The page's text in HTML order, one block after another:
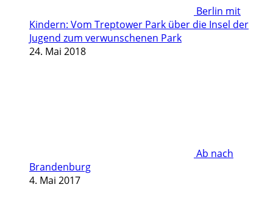
Berlin mit
Kindern: Vom Treptower Park über die Insel der
Jugend zum verwunschenen Park
24. Mai 2018
Ab nach
Brandenburg
4. Mai 2017